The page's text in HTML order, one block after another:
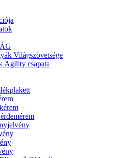
Világszövetsége
Agility csapata